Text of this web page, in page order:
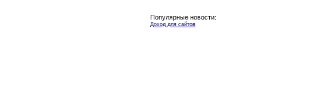
Популярные новости:
Доход для сайтов